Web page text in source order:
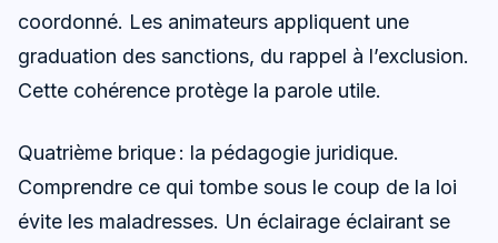
coordonné. Les animateurs appliquent une
graduation des sanctions, du rappel à l’exclusion.
Cette cohérence protège la parole utile.
Quatrième brique : la pédagogie juridique.
Comprendre ce qui tombe sous le coup de la loi
évite les maladresses. Un éclairage éclairant se